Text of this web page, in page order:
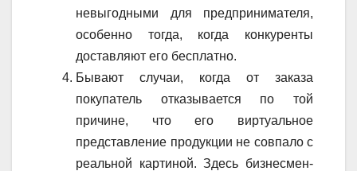
невыгодными для предпринимателя,
особенно тогда, когда конкуренты
доставляют его бесплатно.
Бывают случаи, когда от заказа
покупатель отказывается по той
причине, что его виртуальное
представление продукции не совпало с
реальной картиной. Здесь бизнесмен-